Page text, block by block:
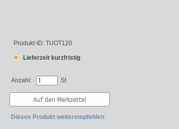
Produkt-ID: TUOT120
Lieferzeit kurzfristig
Anzahl: St
Dieses Produkt weiterempfehlen